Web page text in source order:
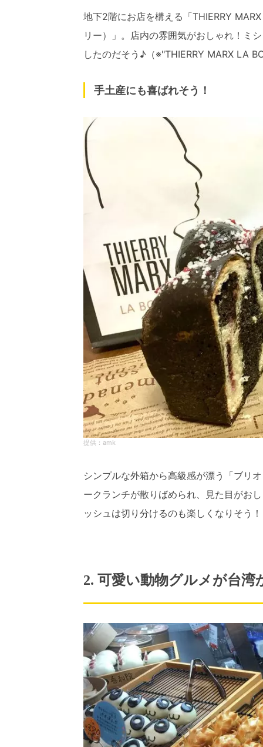
地下2階にお店を構える「THIERRY
リー）」。店内の雰囲気がおしゃれ！ミ
したのだそう♪（※"THIERRY MARX LA
手土産にも喜ばれそう！
amk
シンプルな外箱から高級感が漂う「ブリ
ークランチが散りばめられ、見た目がお
ッシュは切り分けるのも楽しくなりそう！
2. 可愛い動物グルメが台